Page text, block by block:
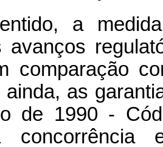
a
avanços
comparação
ainda, as
de 1990 -
concorrência